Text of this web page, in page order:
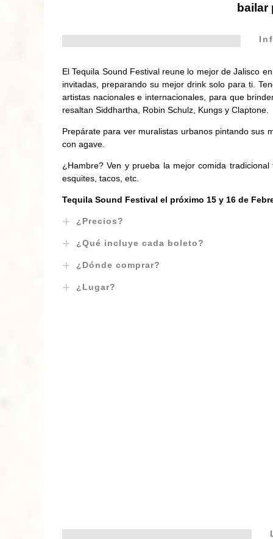
bailar
El Tequila Sound Festival reune lo mejor de Jalisco
invitadas, preparando su mejor drink solo para ti.
artistas nacionales e internacionales, para que
resaltan Siddhartha, Robin Schulz, Kungs y Claptone.
Prepárate para ver muralistas urbanos pintando sus
con agave.
¿Hambre? Ven y prueba la mejor comida
esquites, tacos, etc.
Tequila Sound Festival el próximo 15 y 16 de
¿Precios?
¿Qué incluye cada boleto?
¿Dónde comprar?
¿Lugar?